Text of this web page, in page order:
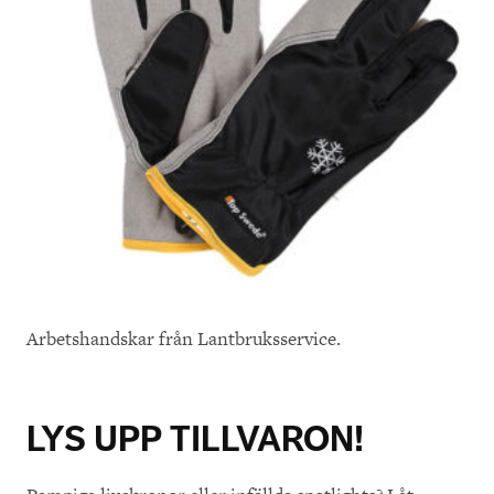
Arbetshandskar från Lantbruksservice.
LYS UPP TILLVARON!